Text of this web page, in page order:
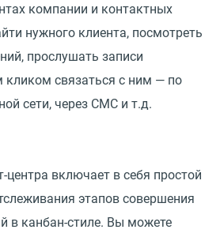
компании и контактных
нужного клиента, посмотреть
прослушать записи
кликом связаться с ним — по
сети, через СМС и т.д.
включает в себя простой
этапов совершения
в канбан-стиле. Вы можете